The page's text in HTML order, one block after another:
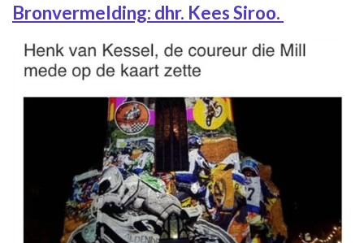
Bronvermelding: dhr. Kees Siroo.